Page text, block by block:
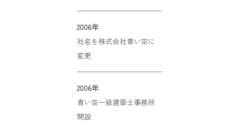
2006年
社名を株式会社青い空に
変更
2006年
青い空一級建築士事務所
開設